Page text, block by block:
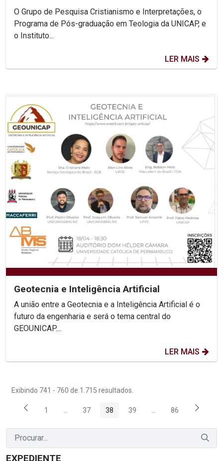
O Grupo de Pesquisa Cristianismo e Interpretações, o
Programa de Pós-graduação em Teologia da UNICAP, e
o Instituto...
LER MAIS
Geotecnia e Inteligência Artificial
A união entre a Geotecnia e a Inteligência Artificial é o
futuro da engenharia e será o tema central do
GEOUNICAP....
LER MAIS
Exibindo 741 - 760 de 1.715 resultados.
Página
1 Páginas intermediárias Usar ABA para navegar.
Página
37 Página
38 Página
39 PáginasPágina
86
EXPEDIENTE